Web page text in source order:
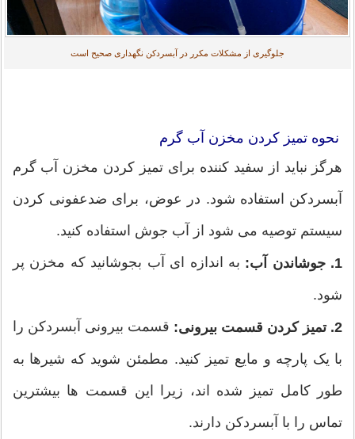
جلوگیری از مشکلات مکرر در آبسردکن نگهداری صحیح است
نحوه تمیز کردن مخزن آب گرم
هرگز نباید از سفید کننده برای تمیز کردن مخزن آب گرم
آبسردکن استفاده شود. در عوض، برای ضدعفونی کردن
سیستم توصیه می شود از آب جوش استفاده کنید.
1. جوشاندن آب: به اندازه ای آب بجوشانید که مخزن پر
شود.
2. تمیز کردن قسمت بیرونی: قسمت بیرونی آبسردکن را
با یک پارچه و مایع تمیز کنید. مطمئن شوید که شیرها به
طور کامل تمیز شده اند، زیرا این قسمت ها بیشترین
تماس را با آبسردکن دارند.